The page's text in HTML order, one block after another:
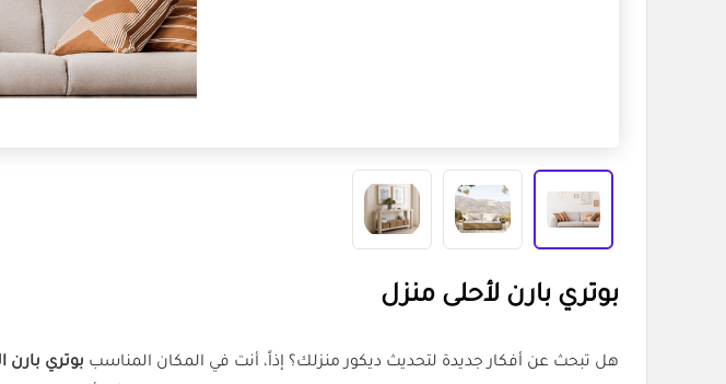
بوتري بارن لأحلى منزل
هل تبحث عن أفكار جديدة لتحديث ديكور منزلك؟ إذاً، أنت في المكان المناسب بوتري بارن